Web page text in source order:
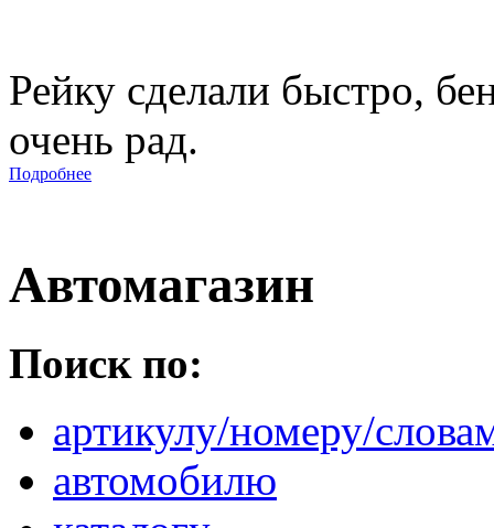
Рейку сделали быстро,
очень рад.
Подробнее
Автомагазин
Поиск по:
артикулу/номеру/
автомобилю